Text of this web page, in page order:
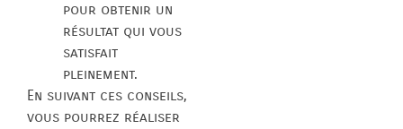
pour obtenir un
résultat qui vous
satisfait
pleinement.
En suivant ces conseils,
vous pourrez réaliser